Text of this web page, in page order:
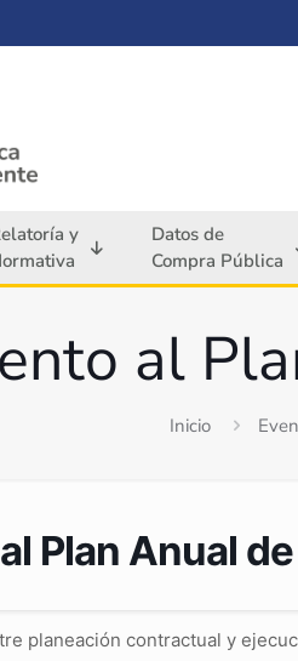
y
Datos de
Compra Pública
al
Inicio
Plan Anual
planeación contractual y